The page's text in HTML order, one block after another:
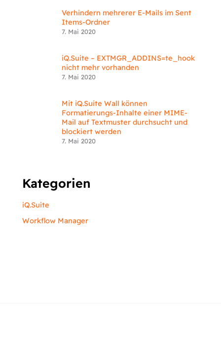
Verhindern mehrerer E-Mails im Sent
Items-Ordner
7. Mai 2020
iQ.Suite – EXTMGR_ADDINS=te_hook
nicht mehr vorhanden
7. Mai 2020
Mit iQ.Suite Wall können
Formatierungs-Inhalte einer MIME-
Mail auf Textmuster durchsucht und
blockiert werden
7. Mai 2020
Kategorien
iQ.Suite
Workflow Manager